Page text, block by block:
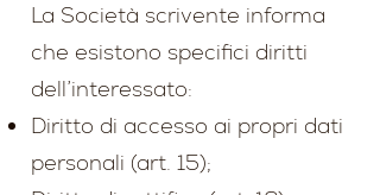
La Società scrivente informa
che esistono specifici diritti
dell’interessato:
Diritto di accesso ai propri dati
personali (art. 15);